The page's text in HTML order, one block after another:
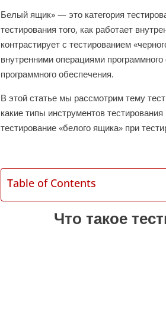
Белый ящик» — это категория
тестирования того, как работает
контрастирует с тестированием
внутренними операциями
программного обеспечения.
В этой статье мы рассмотрим тему
какие типы инструментов
тестирование «белого ящика» при
Table of Contents
Что такое